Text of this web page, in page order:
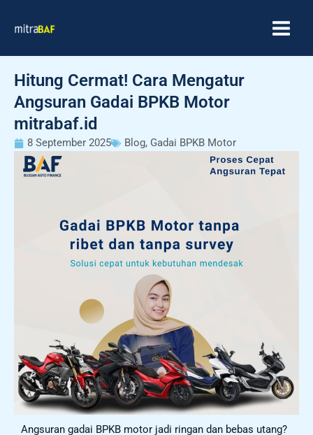
Hitung Cermat! Cara Mengatur
Angsuran Gadai BPKB Motor
mitrabaf.id
8 September 2025 Blog, Gadai BPKB Motor
Angsuran gadai BPKB motor jadi ringan dan bebas utang?